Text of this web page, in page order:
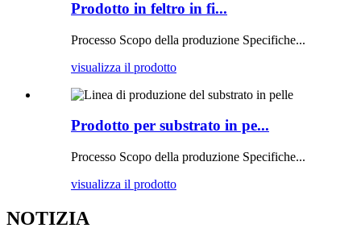
Prodotto in feltro in fi...
Processo Scopo della produzione Specifiche...
visualizza il prodotto
Prodotto per substrato in pe...
Processo Scopo della produzione Specifiche...
visualizza il prodotto
NOTIZIA